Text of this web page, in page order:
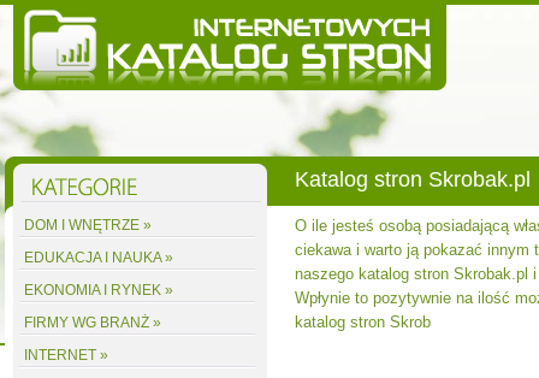
Katalog stron Skrobak.pl
O ile jesteś osobą posiadającą
ciekawa i warto ją pokazać innym
naszego katalog stron Skrobak.pl
Wpłynie to pozytywnie na ilość
katalog stron Skrob
DOM I WNĘTRZE »
EDUKACJA I NAUKA »
EKONOMIA I RYNEK »
FIRMY WG BRANŻ »
INTERNET »